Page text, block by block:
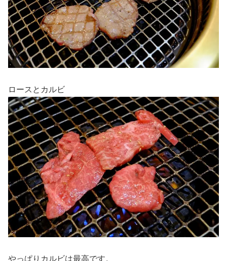
ロースとカルビ
やっぱりカルビは最高です。